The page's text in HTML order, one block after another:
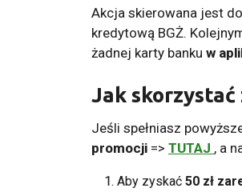
Akcja skierowana jest do
kredytową BGŻ.
żadnej karty banku w
Jak skorzystać
Jeśli spełniasz
promocji => TUTAJ , a
Aby zyskać 50 zł